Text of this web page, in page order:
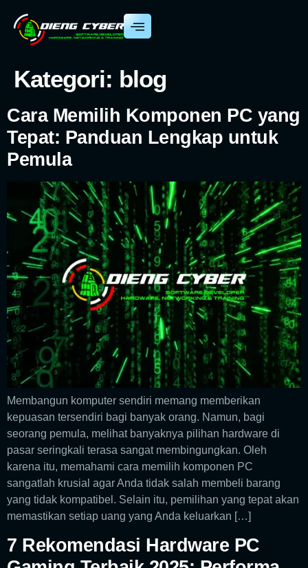
Kategori: blog
Cara Memilih Komponen PC yang
Tepat: Panduan Lengkap untuk
Pemula
Membangun komputer sendiri memang memberikan
kepuasan tersendiri bagi banyak orang. Namun, bagi
seorang pemula, melihat banyaknya pilihan hardware di
pasar seringkali terasa sangat membingungkan. Oleh
karena itu, memahami cara memilih komponen PC
sangatlah krusial agar Anda tidak salah membeli barang
yang tidak kompatibel. Selain itu, pemilihan yang tepat akan
memastikan setiap uang yang Anda keluarkan […]
7 Rekomendasi Hardware PC